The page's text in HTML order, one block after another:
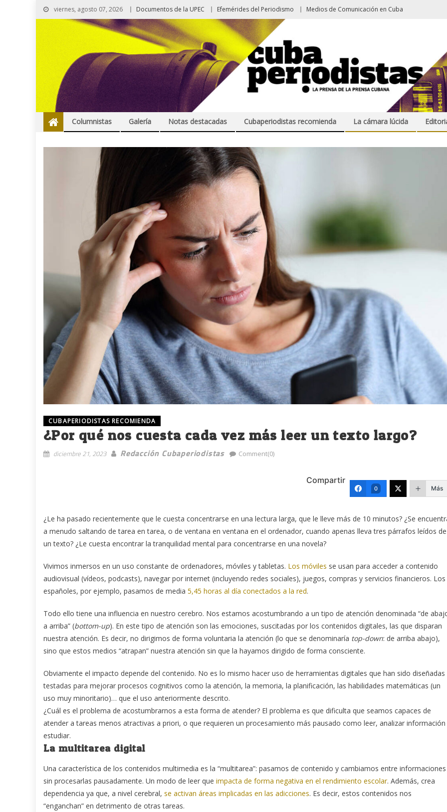
viernes, agosto 07, 2026 Documentos de la UPEC Efemérides del Periodismo Medios de Comunicación en Cuba
Columnistas Galería Notas destacadas Cubaperiodistas recomienda La cámara lúcida
CUBAPERIODISTAS RECOMIENDA
¿Por qué nos cuesta cada vez más leer un texto largo?
diciembre 21, 2023 Redacción Cubaperiodistas Comment(0)
Compartir
0 Más
¿Le ha pasado recientemente que le cuesta concentrarse en una lectura larga, que le lleve más de 10 minutos? ¿Se
a menudo saltando de tarea en tarea, o de ventana en ventana en el ordenador, cuando apenas lleva tres párrafos leídos de
un texto? ¿Le cuesta encontrar la tranquilidad mental para concentrarse en una novela?
Vivimos inmersos en un uso constante de ordenadores, móviles y tabletas. Los móviles se usan para acceder a contenido
audiovisual (vídeos, podcasts), navegar por internet (incluyendo redes sociales), juegos, compras y servicios financieros. Los
españoles, por ejemplo, pasamos de media 5,45 horas al día conectados a la red.
Todo ello tiene una influencia en nuestro cerebro. Nos estamos acostumbrando a un tipo de atención denominada “de
a arriba” (bottom-up). En este tipo de atención son las emociones, suscitadas por los contenidos digitales, las que disparan
nuestra atención. Es decir, no dirigimos de forma voluntaria la atención (lo que se denominaría top-down: de arriba abajo),
sino que estos medios “atrapan” nuestra atención sin que la hayamos dirigido de forma consciente.
Obviamente el impacto depende del contenido. No es lo mismo hacer uso de herramientas digitales que han sido diseñadas
testadas para mejorar procesos cognitivos como la atención, la memoria, la planificación, las habilidades matemáticas (un
uso muy minoritario)… que el uso anteriormente descrito.
¿Cuál es el problema de acostumbrarnos a esta forma de atender? El problema es que dificulta que seamos capaces de
atender a tareas menos atractivas a priori, o que requieren un procesamiento más pausado como leer, analizar
estudiar.
La multitarea digital
Una característica de los contenidos multimedia es la “multitarea”: pasamos de contenido y cambiamos entre informaciones
sin procesarlas pausadamente. Un modo de leer que impacta de forma negativa en el rendimiento escolar. Además, crea
dependencia ya que, a nivel cerebral, se activan áreas implicadas en las adicciones. Es decir, estos contenidos nos
“enganchan” en detrimento de otras tareas.